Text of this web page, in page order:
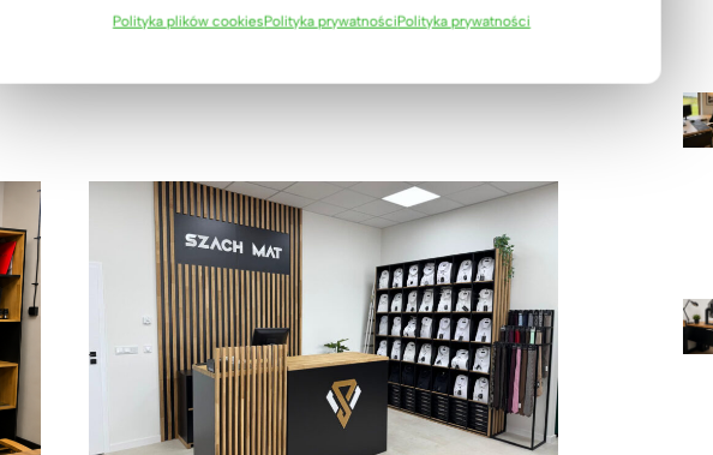
Polityka plików cookiesPolityka prywatnościPolityka prywatności